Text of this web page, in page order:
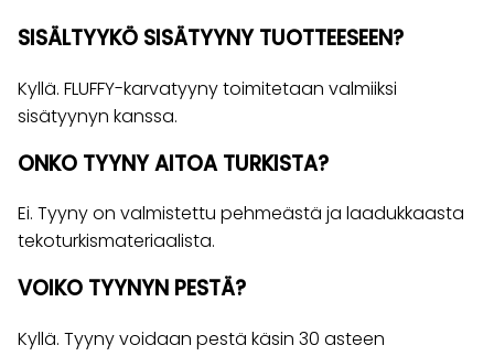
SISÄLTYYKÖ SISÄTYYNY TUOTTEESEEN?
Kyllä. FLUFFY-karvatyyny toimitetaan valmiiksi
sisätyynyn kanssa.
ONKO TYYNY AITOA TURKISTA?
Ei. Tyyny on valmistettu pehmeästä ja laadukkaasta
tekoturkismateriaalista.
VOIKO TYYNYN PESTÄ?
Kyllä. Tyyny voidaan pestä käsin 30 asteen